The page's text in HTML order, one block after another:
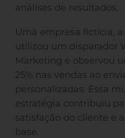
análises de resultados.
Uma empresa fictícia,
utilizou um disparador
Marketing e observou
25% nas vendas ao
personalizadas. Essa
estratégia contribuiu
satisfação do cliente e
base.